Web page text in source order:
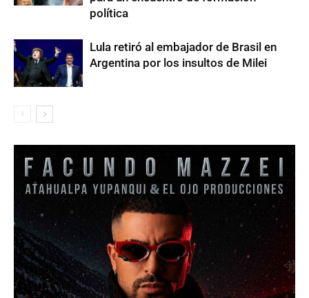
política
Lula retiró al embajador de Brasil en
Argentina por los insultos de Milei